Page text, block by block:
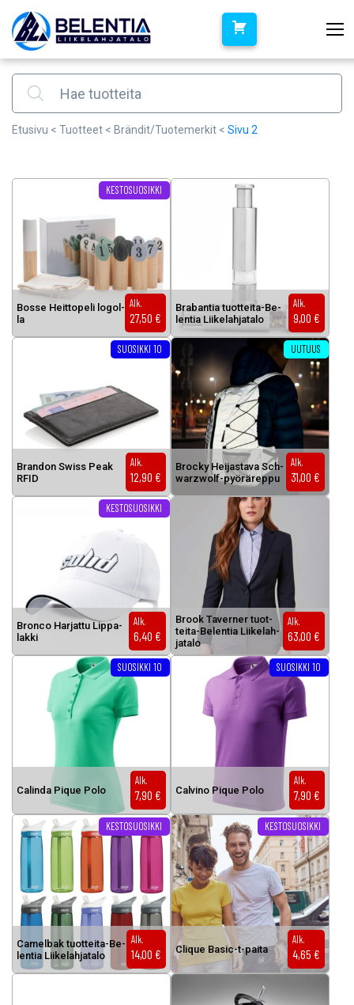
Products search
Etusivu < Tuotteet < Brändit/Tuotemerkit < Sivu 2
Bos­se Heit­to­pe­li lo­gol­
la
Alk.
27,50 €
KESTOSUOSIKKI
Bra­ban­tia tuot­tei­ta-Be­
len­tia Lii­ke­lah­ja­ta­lo
Alk.
9,00 €
Bran­don Swiss Peak
RFID
Alk.
12,90 €
SUOSIKKI 10
Broc­ky Hei­jas­ta­va Sch­
warz­wolf-pyö­rä­rep­pu
Alk.
31,00 €
UUTUUS
Bron­co Har­jat­tu Lip­pa­
lak­ki
Alk.
6,40 €
KESTOSUOSIKKI
Tällä tuotteella on useampi muunnelma. Voit tehdä valinnat
Brook Ta­ver­ner tuot­
tei­ta-Be­len­tia Lii­ke­lah­
ja­ta­lo
Alk.
63,00 €
Ca­lin­da Pi­que Po­lo
Alk.
7,90 €
SUOSIKKI 10
Tällä tuotteella on useampi muunnelma. Voit tehdä valinnat
Cal­vi­no Pi­que Po­lo
Alk.
7,90 €
SUOSIKKI 10
Tällä tuotteella on useampi
Ca­mel­bak tuot­tei­ta-Be­
len­tia Lii­ke­lah­ja­ta­lo
Alk.
14,00 €
KESTOSUOSIKKI
Cli­que Ba­sic-t-pai­ta
Alk.
4,65 €
KESTOSUOSIKKI
Tällä tuotteella on useampi